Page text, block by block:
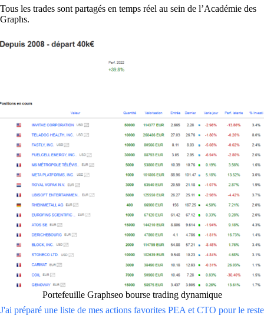
Tous les trades sont partagés en temps réel au sein de l’Académie des
Graphs.
Portefeuille Graphseo bourse trading dynamique
J'ai préparé une liste de mes actions favorites PEA et CTO pour le reste